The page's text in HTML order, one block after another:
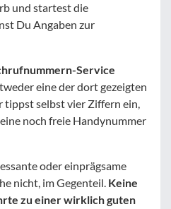
und startest die
Du Angaben zur
Service
eine der dort gezeigten
tippst selbst vier Ziffern ein,
noch freie Handynummer
oder einprägsame
nicht, im Gegenteil. Keine
zu einer wirklich guten